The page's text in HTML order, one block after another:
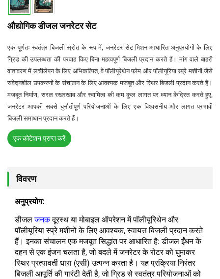
औद्योगिक डीजल जनरेटर सेट
एक पूर्णतः स्वतंत्र बिजली स्रोत के रूप में, जनरेटर सेट मिशन-आधारित अनुप्रयोगों के लिए
ग्रिड की उपलब्धता की परवाह किए बिना महत्वपूर्ण बिजली प्रदान करते हैं। मांग वाले बाहरी
वातावरण में लचीलेपन के लिए अभिकल्पित, वे पॉलीयूरेथेन फोम और पॉलीयूरिया स्प्रे मशीनों जैसे
संवेदनशील उपकरणों के संचालन के लिए आवश्यक मजबूत और स्थिर बिजली प्रदान करते हैं।
मजबूत निर्माण, सरल रखरखाव और स्वामित्व की कम कुल लागत पर ध्यान केंद्रित करते हुए,
जनरेटर आपकी सबसे चुनौतीपूर्ण परियोजनाओं के लिए एक विश्वसनीय और लागत प्रभावी
बिजली समाधान प्रदान करते हैं।
एक कोटेशन प्राप्त करें
विवरण
अनुप्रयोग:
डीजलजनकदूरस्थ या मोबाइल ऑपरेशन में पॉलीयूरिथेन और
पॉलीयूरिया स्प्रे मशीनों के लिए आवश्यक, स्वायत्त बिजली प्रदान करते
हैं। इनका संचालन एक मजबूत सिद्धांत पर आधारित है: डीजल ईंधन के
दहन से एक इंजन चलता है, जो बदले में जनरेटर के रोटर को घुमाकर
स्थिर प्रत्यावर्ती धारा (एसी) उत्पन्न करता है। यह प्रक्रिया निरंतर
बिजली आपूर्ति की गारंटी देती है, जो ग्रिड से स्वतंत्र परियोजनाओं को